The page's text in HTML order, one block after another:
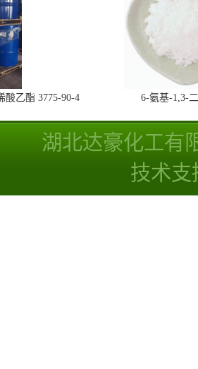
酸乙酯 3775-90-4 6-氨基-1,3-
湖北达豪化工有
技术